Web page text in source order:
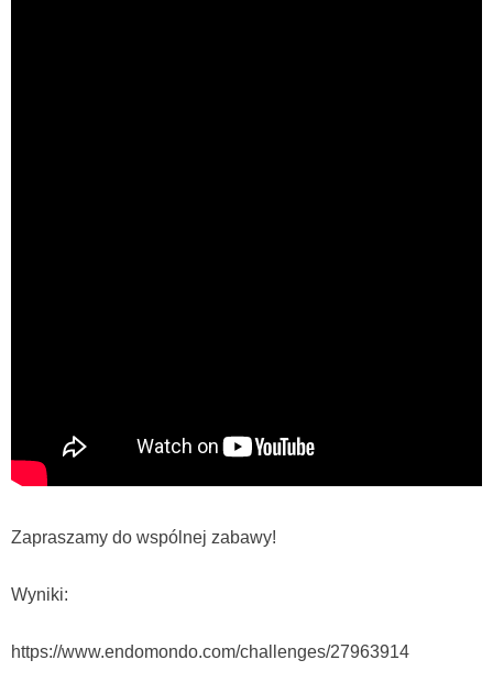
Zapraszamy do wspólnej zabawy!
Wyniki:
https://www.endomondo.com/challenges/27963914